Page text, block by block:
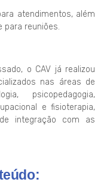
atendimentos, além
para reuniões.
o CAV já realizou
nas áreas de
psicopedagogia,
e fisioterapia,
integração com as